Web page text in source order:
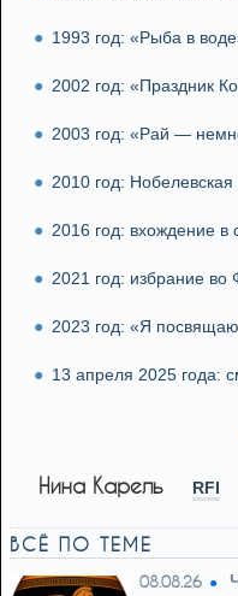
1993 год: «Рыба в
2002 год: «Праздник
2003 год: «Рай —
2010 год:
2016 год: вхождение
2021 год: избрание
2023 год: «Я
13 апреля 2025 года:
Нина Карель RFI
ВСЁ ПО ТЕМЕ
08.08.26